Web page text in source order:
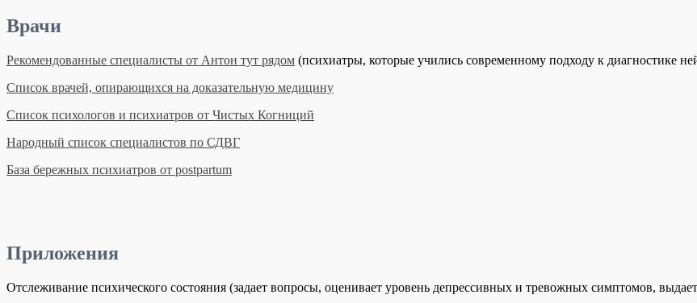
Врачи
Рекомендованные специалисты от Антон тут рядом (психиатры, которые учились современному подходу к диагностике
Список врачей, опирающихся на доказательную медицину
Список психологов и психиатров от Чистых Когниций
Народный список специалистов по СДВГ
База бережных психиатров от postpartum
Приложения
Отслеживание психического состояния (задает вопросы, оценивает уровень депрессивных и тревожных симптомов,